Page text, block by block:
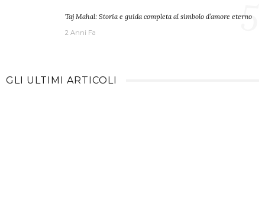
Taj Mahal: Storia e guida completa al simbolo d’amore eterno
2 Anni Fa 5
GLI ULTIMI ARTICOLI